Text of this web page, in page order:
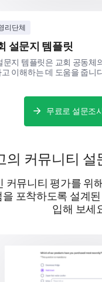
Healthcare services
Educational services
Sports facilities
Parks and
Do you have any
the overall quality
리단체
설문지 템플릿
문지 템플릿은 교회 공동체
고 이해하는 데 도움을 줍니
무료로 설문조
의 커뮤니티 설
커뮤니티 평가를 위
포착하도록 설계
입해 보세